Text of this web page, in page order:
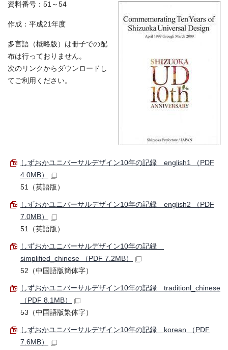
資料番号：51～54
作成：平成21年度
多言語（概略版）は冊子での配
布は行っておりません。
次のリンクからダウンロードし
てご利用ください。
しずおかユニバーサルデザイン10年の記録 english1 （PDF
4.0MB）
51（英語版）
しずおかユニバーサルデザイン10年の記録 english2 （PDF
7.0MB）
51（英語版）
しずおかユニバーサルデザイン10年の記録
simplified_chinese （PDF 7.2MB）
52（中国語版簡体字）
しずおかユニバーサルデザイン10年の記録 traditionl_chinese
（PDF 8.1MB）
53（中国語版繁体字）
しずおかユニバーサルデザイン10年の記録 korean （PDF
7.6MB）